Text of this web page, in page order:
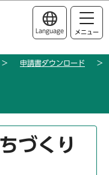
移動
Language メニュー
申請書ダウンロード
づくり